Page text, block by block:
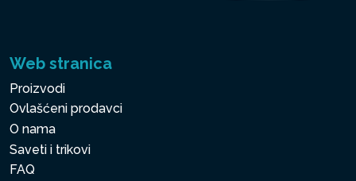
Web stranica
Proizvodi
Ovlašćeni prodavci
O nama
Saveti i trikovi
FAQ